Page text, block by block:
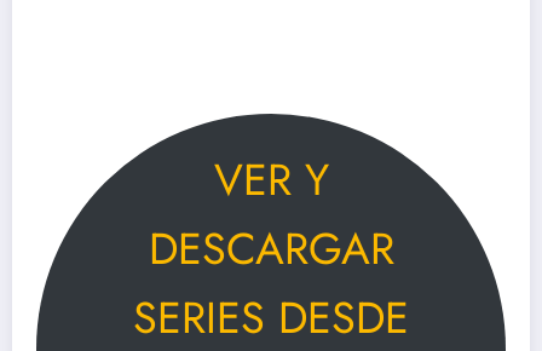
VER Y
DESCARGAR
SERIES DESDE